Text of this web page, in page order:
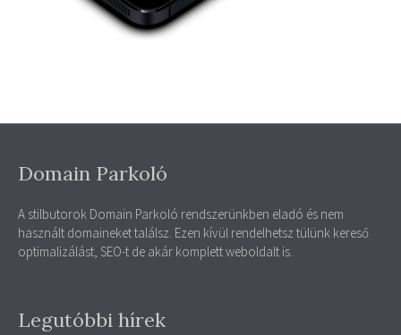
Domain Parkoló
A stilbutorok Domain Parkoló rendszerünkben eladó és nem
használt domaineket találsz. Ezen kívül rendelhetsz tülünk kereső
optimalizálást, SEO-t de akár komplett weboldalt is.
Legutóbbi hírek